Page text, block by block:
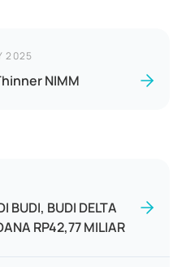
2025
NIMM
BUDI, BUDI DELTA
RP42,77 MILIAR